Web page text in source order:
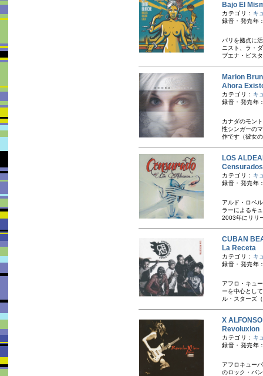
Bajo El
カテゴリ： キ
録音・発売年
パリを拠点に
ニスト、ラ・
ブエナ・ビス
Marion
Ahora
カテゴリ： キ
録音・発売年
カナダのモン
性シンガーの
作です（彼女
LOS
カテゴリ： キ
録音・発売年
アルド・ロベ
ラーによるキ
2003年にリリ
CUBAN
La Receta
カテゴリ： キ
録音・発売年
アフロ・キュ
ーを中心とし
ル・スターズ
X
Revoluxion
カテゴリ： キ
録音・発売年
アフロキュー
のロック・バ